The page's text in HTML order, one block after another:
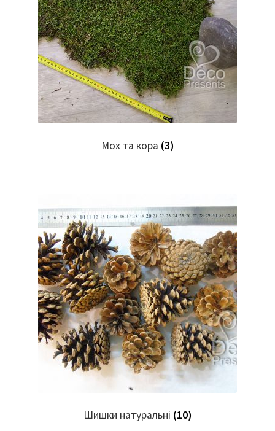
Мох та кора (3)
Шишки натуральні (10)